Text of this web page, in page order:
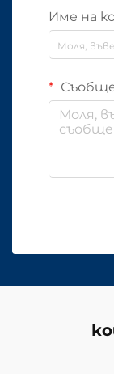
Име на